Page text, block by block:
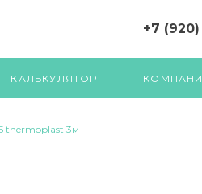
+7
КАЛЬКУЛЯТОР
thermoplast 3м